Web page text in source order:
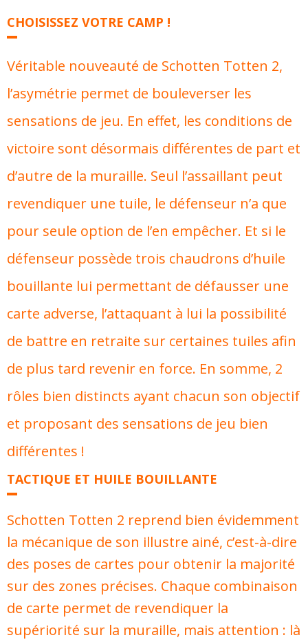
CHOISISSEZ VOTRE CAMP !
Véritable nouveauté de Schotten Totten 2,
l’asymétrie permet de bouleverser les
sensations de jeu. En effet, les conditions de
victoire sont désormais différentes de part et
d’autre de la muraille. Seul l’assaillant peut
revendiquer une tuile, le défenseur n’a que
pour seule option de l’en empêcher. Et si le
défenseur possède trois chaudrons d’huile
bouillante lui permettant de défausser une
carte adverse, l’attaquant à lui la possibilité
de battre en retraite sur certaines tuiles afin
de plus tard revenir en force. En somme, 2
rôles bien distincts ayant chacun son objectif
et proposant des sensations de jeu bien
différentes !
TACTIQUE ET HUILE BOUILLANTE
Schotten Totten 2 reprend bien évidemment
la mécanique de son illustre ainé, c’est-à-dire
des poses de cartes pour obtenir la majorité
sur des zones précises. Chaque combinaison
de carte permet de revendiquer la
supériorité sur la muraille, mais attention : là